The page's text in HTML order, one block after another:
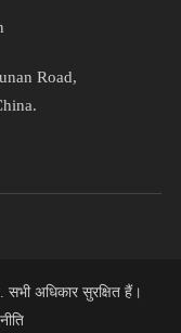
Road,
सभी अधिकार सुरक्षित हैं।